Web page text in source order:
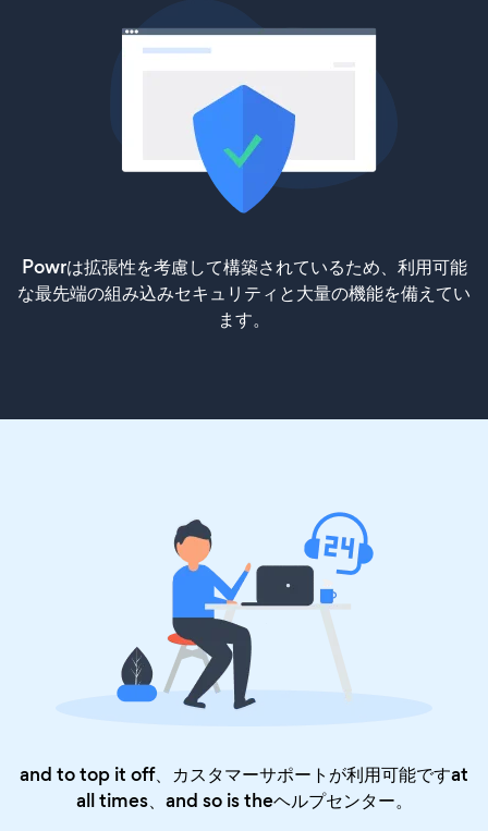
Powrは拡張性を考慮して構築されているため、利用可能
な最先端の組み込みセキュリティと大量の機能を備えてい
ます。
and to top it off、カスタマーサポートが利用可能ですat
all times、and so is theヘルプセンター。